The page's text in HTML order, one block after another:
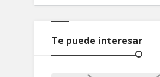
Te puede interesar